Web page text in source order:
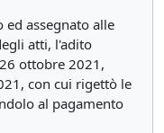
assegnato alle
atti, l'adito
ottobre 2021,
con cui rigettò le
al pagamento